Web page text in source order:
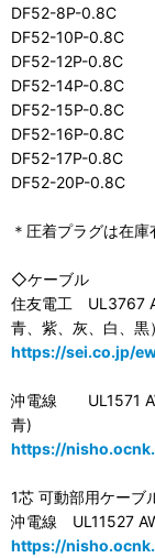
DF52-8P-0.8C
DF52-10P-0.8C
DF52-12P-0.8C
DF52-14P-0.8C
DF52-15P-0.8C
DF52-16P-0.8C
DF52-17P-0.8C
DF52-20P-0.8C
＊圧着プラグは在庫
◇ケーブル
住友電工 UL3767
青、紫、灰、白、黒）
https://sei.co.jp/
沖電線 UL1571
青)
https://
1芯 可動部用ケーブ
沖電線 UL11527
https://